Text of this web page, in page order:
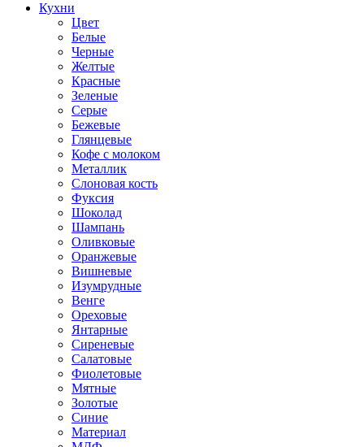
Кухни
Цвет
Белые
Черные
Желтые
Красные
Зеленые
Серые
Бежевые
Глянцевые
Кофе с молоком
Металлик
Слоновая кость
Фуксия
Шоколад
Шампань
Оливковые
Оранжевые
Вишневые
Изумрудные
Венге
Ореховые
Янтарные
Сиреневые
Салатовые
Фиолетовые
Мятные
Золотые
Синие
Материал